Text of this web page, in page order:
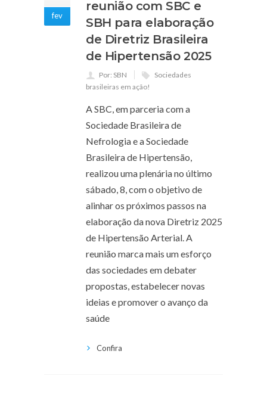
fev
reunião com SBC e
SBH para elaboração
de Diretriz Brasileira
de Hipertensão 2025
Por: SBN
Sociedades
brasileiras em ação!
A SBC, em parceria com a
Sociedade Brasileira de
Nefrologia e a Sociedade
Brasileira de Hipertensão,
realizou uma plenária no último
sábado, 8, com o objetivo de
alinhar os próximos passos na
elaboração da nova Diretriz 2025
de Hipertensão Arterial. A
reunião marca mais um esforço
das sociedades em debater
propostas, estabelecer novas
ideias e promover o avanço da
saúde
Confira